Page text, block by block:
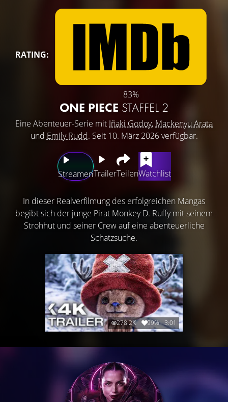
RATING:
83%
ONE PIECE STAFFEL 2
Eine Abenteuer-Serie mit Iñaki Godoy, Mackenyu Arata
und Emily Rudd. Seit 10. März 2026 verfügbar.
StreamenTrailerTeilenWatchlist
In dieser Realverfilmung des erfolgreichen Mangas
begibt sich der junge Pirat Monkey D. Ruffy mit seinem
Strohhut und seiner Crew auf eine abenteuerliche
Schatzsuche.
278.2K 99% 3:01